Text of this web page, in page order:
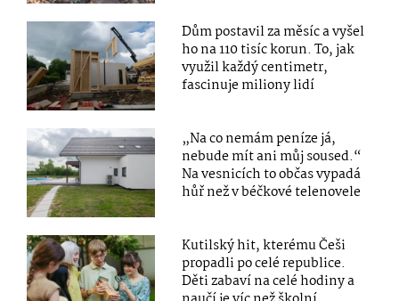
Dům postavil za měsíc a vyšel
ho na 110 tisíc korun. To, jak
využil každý centimetr,
fascinuje miliony lidí
„Na co nemám peníze já,
nebude mít ani můj soused.“
Na vesnicích to občas vypadá
hůř než v béčkové telenovele
Kutilský hit, kterému Češi
propadli po celé republice.
Děti zabaví na celé hodiny a